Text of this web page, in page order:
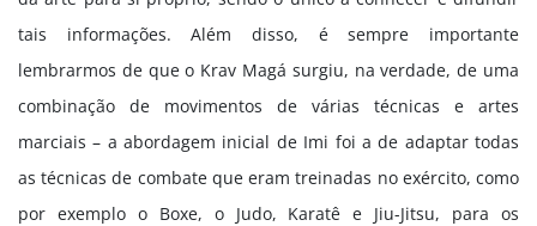
tais informações. Além disso, é sempre importante
lembrarmos de que o Krav Magá surgiu, na verdade, de uma
combinação de movimentos de várias técnicas e artes
marciais – a abordagem inicial de Imi foi a de adaptar todas
as técnicas de combate que eram treinadas no exército, como
por exemplo o Boxe, o Judo, Karatê e Jiu-Jitsu, para os